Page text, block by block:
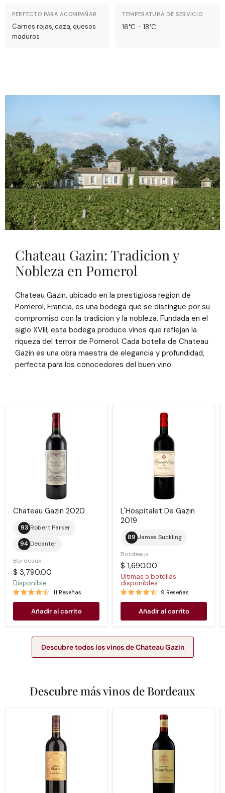
PERFECTO PARA ACOMPAÑAR
Carnes rojas, caza, quesos
maduros
TEMPERATURA DE SERVICIO
16°C – 18°C
Chateau Gazin: Tradicion y
Nobleza en Pomerol
Chateau Gazin, ubicado en la prestigiosa region de
Pomerol, Francia, es una bodega que se distingue por su
compromiso con la tradicion y la nobleza. Fundada en el
siglo XVIII, esta bodega produce vinos que reflejan la
riqueza del terroir de Pomerol. Cada botella de Chateau
Gazin es una obra maestra de elegancia y profundidad,
perfecta para los conocedores del buen vino.
Chateau Gazin 2020
93 Robert Parker
94 Decanter
Bordeaux
$ 3,790.00
Disponible
11 Reseñas
Añadir al carrito
L'Hospitalet De Gazin
2019
89 James Suckling
Bordeaux
$ 1,690.00
Ultimas 5 botellas
disponibles
9 Reseñas
Añadir al carrito
Descubre todos los vinos de Chateau Gazin
Descubre más vinos de Bordeaux